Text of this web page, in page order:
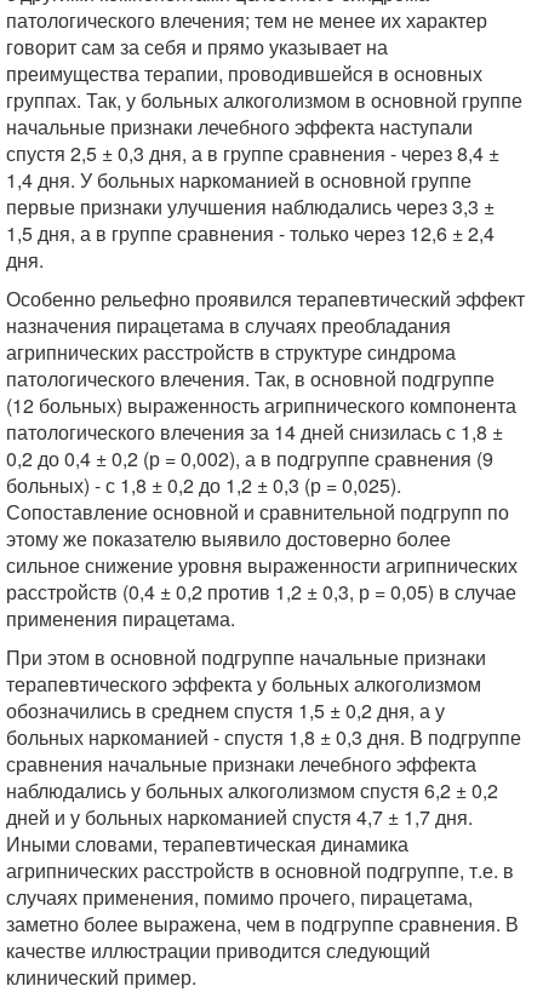
патологического влечения; тем не менее их характер
говорит сам за себя и прямо указывает на
преимущества терапии, проводившейся в основных
группах. Так, у больных алкоголизмом в основной группе
начальные признаки лечебного эффекта наступали
спустя 2,5 ± 0,3 дня, а в группе сравнения - через 8,4 ±
1,4 дня. У больных наркоманией в основной группе
первые признаки улучшения наблюдались через 3,3 ±
1,5 дня, а в группе сравнения - только через 12,6 ± 2,4
дня.
Особенно рельефно проявился терапевтический эффект
назначения пирацетама в случаях преобладания
агрипнических расстройств в структуре синдрома
патологического влечения. Так, в основной подгруппе
(12 больных) выраженность агрипнического компонента
патологического влечения за 14 дней снизилась с 1,8 ±
0,2 до 0,4 ± 0,2 (р = 0,002), а в подгруппе сравнения (9
больных) - с 1,8 ± 0,2 до 1,2 ± 0,3 (р = 0,025).
Сопоставление основной и сравнительной подгрупп по
этому же показателю выявило достоверно более
сильное снижение уровня выраженности агрипнических
расстройств (0,4 ± 0,2 против 1,2 ± 0,3, р = 0,05) в случае
применения пирацетама.
При этом в основной подгруппе начальные признаки
терапевтического эффекта у больных алкоголизмом
обозначились в среднем спустя 1,5 ± 0,2 дня, а у
больных наркоманией - спустя 1,8 ± 0,3 дня. В подгруппе
сравнения начальные признаки лечебного эффекта
наблюдались у больных алкоголизмом спустя 6,2 ± 0,2
дней и у больных наркоманией спустя 4,7 ± 1,7 дня.
Иными словами, терапевтическая динамика
агрипнических расстройств в основной подгруппе, т.е. в
случаях применения, помимо прочего, пирацетама,
заметно более выражена, чем в подгруппе сравнения. В
качестве иллюстрации приводится следующий
клинический пример.